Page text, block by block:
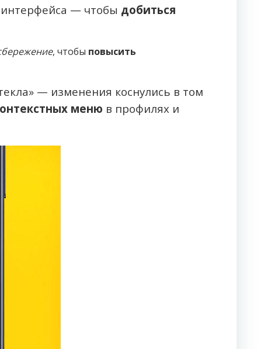
интерфейса — чтобы добиться
, чтобы повысить
— изменения коснулись в том
меню в профилях и